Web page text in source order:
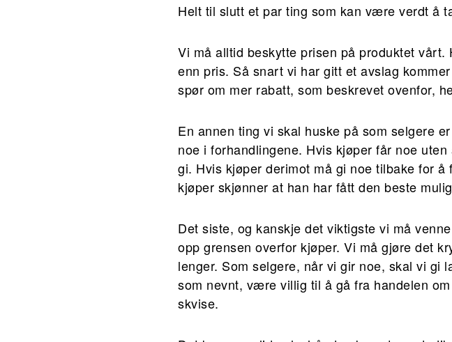
Helt til slutt et par ting som kan være verdt å
Vi må alltid beskytte prisen på produktet
enn pris. Så snart vi har gitt et avslag
spør om mer rabatt, som beskrevet ovenfor,
En annen ting vi skal huske på som selgere
noe i forhandlingene. Hvis kjøper får noe
gi. Hvis kjøper derimot må gi noe tilbake for
kjøper skjønner at han har fått den beste
Det siste, og kanskje det viktigste vi må
opp grensen overfor kjøper. Vi må gjøre det
lenger. Som selgere, når vi gir noe, skal vi gi
som nevnt, være villig til å gå fra handelen
skvise.